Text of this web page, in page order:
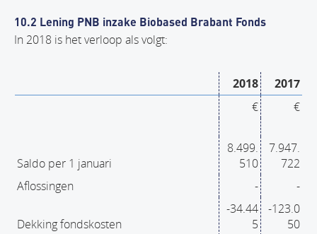
10.2 Lening PNB inzake Biobased Brabant Fonds
In 2018 is het verloop als volgt:
2018
2017
€
€
Saldo per 1 januari
8.499.
510
7.947.
722
Aflossingen
- -
Dekking fondskosten
-34.44
5
-123.0
50